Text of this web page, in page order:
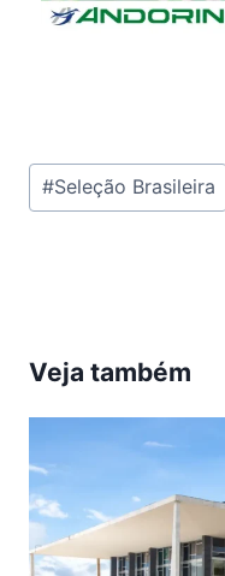
Tags
do
#Seleção Brasileira
Veja também